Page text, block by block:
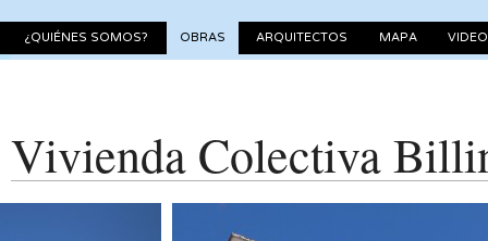
¿QUIÉNES SOMOS? OBRAS ARQUITECTOS MAPA
Vivienda Colectiva